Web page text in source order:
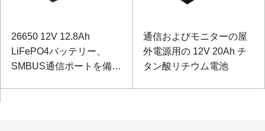
26650 12V 12.8Ah
LiFePO4バッテリー、
SMBUS通信ポートを備え
通信およびモニターの屋
外電源用の 12V 20Ah チ
タン酸リチウム電池